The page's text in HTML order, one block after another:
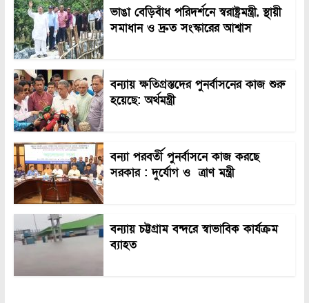
ভাঙা বেড়িবাঁধ পরিদর্শনে স্বরাষ্ট্রমন্ত্রী, স্থায়ী
সমাধান ও দ্রুত সংস্কারের আশ্বাস
বন্যায় ক্ষতিগ্রস্তদের পুনর্বাসনের কাজ শুরু
হয়েছে: অর্থমন্ত্রী
বন্যা পরবর্তী পুনর্বাসনে কাজ করছে
সরকার : দুর্যোগ ও ত্রাণ মন্ত্রী
বন্যায় চট্টগ্রাম বন্দরে স্বাভাবিক কার্যক্রম
ব্যাহত